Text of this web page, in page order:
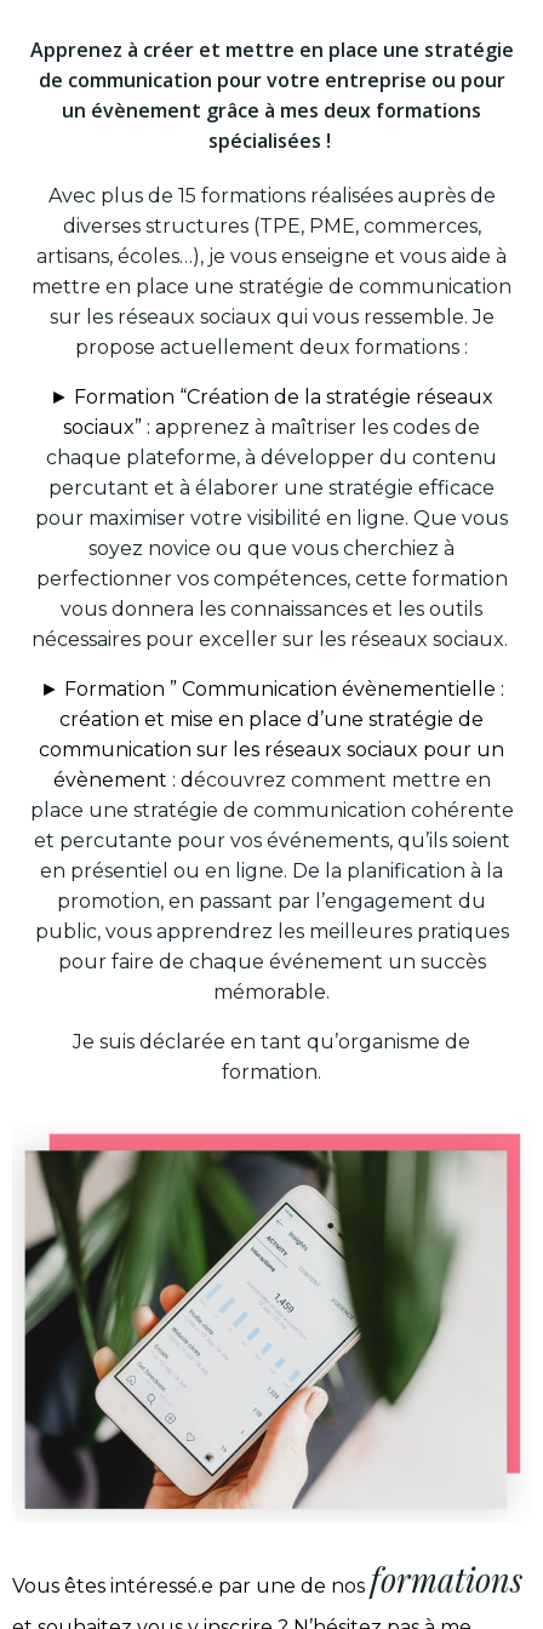
Apprenez à créer et mettre en place une stratégie
de communication pour votre entreprise ou pour
un évènement grâce à mes deux formations
spécialisées !
Avec plus de 15 formations réalisées auprès de
diverses structures (TPE, PME, commerces,
artisans, écoles…), je vous enseigne et vous aide à
mettre en place une stratégie de communication
sur les réseaux sociaux qui vous ressemble. Je
propose actuellement deux formations :
► Formation “Création de la stratégie réseaux
sociaux” : apprenez à maîtriser les codes de
chaque plateforme, à développer du contenu
percutant et à élaborer une stratégie efficace
pour maximiser votre visibilité en ligne. Que vous
soyez novice ou que vous cherchiez à
perfectionner vos compétences, cette formation
vous donnera les connaissances et les outils
nécessaires pour exceller sur les réseaux sociaux.
► Formation ” Communication évènementielle :
création et mise en place d’une stratégie de
communication sur les réseaux sociaux pour un
évènement : découvrez comment mettre en
place une stratégie de communication cohérente
et percutante pour vos événements, qu’ils soient
en présentiel ou en ligne. De la planification à la
promotion, en passant par l’engagement du
public, vous apprendrez les meilleures pratiques
pour faire de chaque événement un succès
mémorable.
Je suis déclarée en tant qu’organisme de
formation.
Vous êtes intéressé.e par une de nos formations